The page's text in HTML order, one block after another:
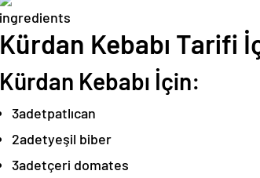
Kürdan Kebabı Tarifi
Kürdan Kebabı İçin:
3adetpatlıcan
2adetyeşil biber
3adetçeri domates